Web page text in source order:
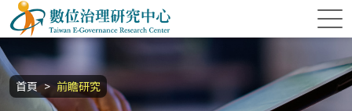
跳到主要內容區塊
數位治理研究中心
首頁 前瞻研究
:::